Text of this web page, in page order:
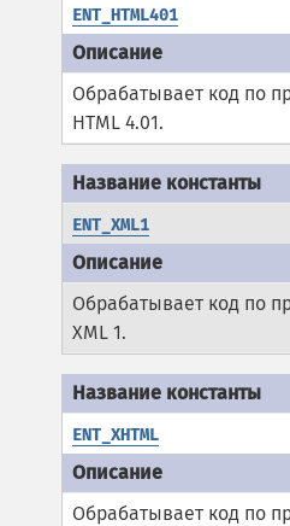
ENT_HTML401
Обрабатывает код по
HTML 4.01.
ENT_XML1
Обрабатывает код по
XML 1.
ENT_XHTML
Обрабатывает код по